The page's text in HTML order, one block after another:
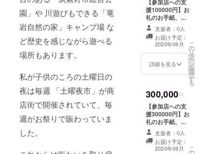
園」や 川遊びもできる「竜
岩自然の家」キャンプ場 な
ど歴史を感じながら遊べる
場所もあります。
私が子供のころの土曜日の
夜は毎週 「土曜夜市」が商
店街で開催されていて、毎
週がお祭りで賑わっていま
した。
とりかわきくや/
焼鳥どりーむ/よ
かどり 筑紫野二
日市店/ラ・メー
ル ※必ず「備考
欄」に飲食店名
をご記入くださ
い。不要の場合
は、「券不要」
と備考欄にご記
上乗せ支援いた
だいた金額は参
加店舗の運用資
金に充てさせて
いただきます。
※1回の決済に
220円の手数料
がかかりますの
させていただき
ます。 ※1回の決
済に220円の手
数料がかかりま
すので、複数の
場合はまとめて
購入がお得で
す。
【参加店への支
援100000円】お
礼のお手紙、
ホームページに
て支援者様のご
紹介(２カ月) ※必
ず「備考欄」に
お名前もしくは
ニックネームを
要」と備考欄に
ご記入ください
支援者：0人
お届け予定：
2020年09月
詳細を見る
こ
の
リ
タ
ー
ン
を
選
択
す
る
300,000円
【参加店への支
援300000円】お
礼のお手紙、ス
テッカー×１、
ホームページに
て支援者様のご
支援者：0人
お届け予定：
2020年09月
こ